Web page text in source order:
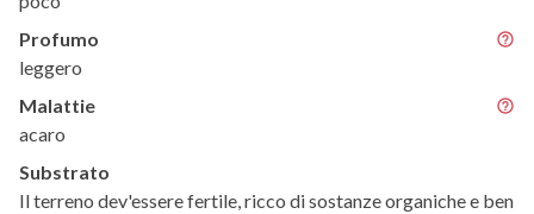
Profumo
leggero
Malattie
acaro
Substrato
Il terreno dev'essere fertile, ricco di sostanze organiche e ben